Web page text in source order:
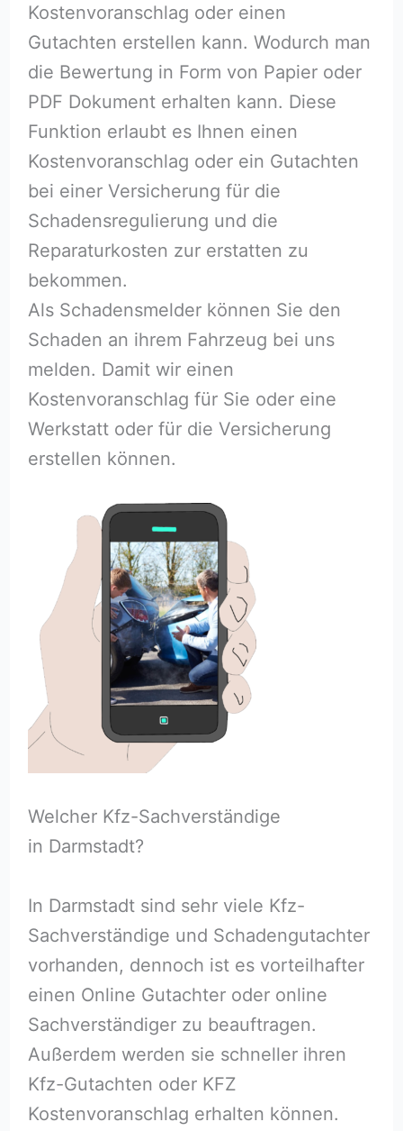
Kostenvoranschlag oder einen
Gutachten erstellen kann. Wodurch man
die Bewertung in Form von Papier oder
PDF Dokument erhalten kann. Diese
Funktion erlaubt es Ihnen einen
Kostenvoranschlag oder ein Gutachten
bei einer Versicherung für die
Schadensregulierung und die
Reparaturkosten zur erstatten zu
bekommen.
Als Schadensmelder können Sie den
Schaden an ihrem Fahrzeug bei uns
melden. Damit wir einen
Kostenvoranschlag für Sie oder eine
Werkstatt oder für die Versicherung
erstellen können.
Welcher Kfz-Sachverständige
in Darmstadt?
In Darmstadt sind sehr viele Kfz-
Sachverständige und Schadengutachter
vorhanden, dennoch ist es vorteilhafter
einen Online Gutachter oder online
Sachverständiger zu beauftragen.
Außerdem werden sie schneller ihren
Kfz-Gutachten oder KFZ
Kostenvoranschlag erhalten können.